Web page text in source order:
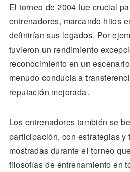
El torneo de 2004 fue crucial
entrenadores, marcando hitos
definirían sus legados. Por
tuvieron un rendimiento
reconocimiento en un
menudo conducía a
reputación mejorada.
Los entrenadores también se
participación, con estrategias y
mostradas durante el torneo
filosofías de entrenamiento en